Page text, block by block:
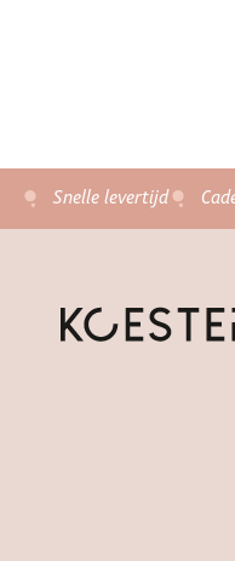
Snelle levertijd